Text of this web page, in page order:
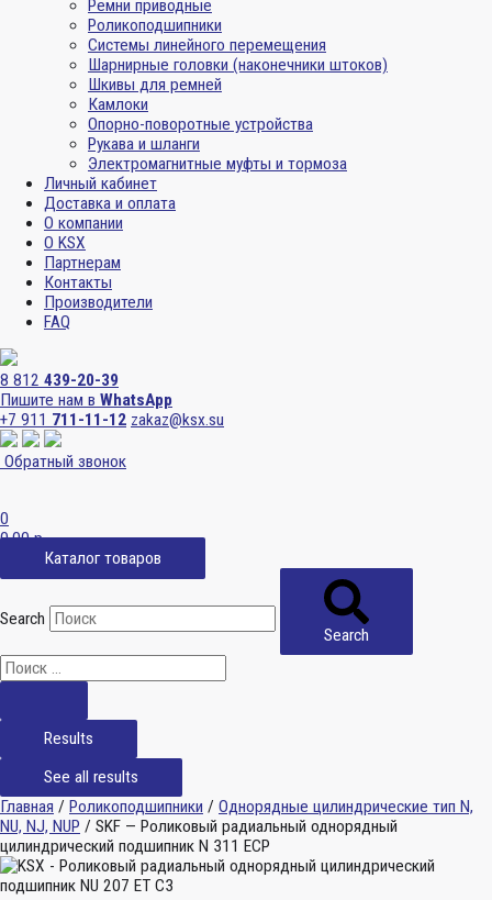
Ремни приводные
Роликоподшипники
Системы линейного перемещения
Шарнирные головки (наконечники штоков)
Шкивы для ремней
Камлоки
Опорно-поворотные устройства
Рукава и шланги
Электромагнитные муфты и тормоза
Личный кабинет
Доставка и оплата
О компании
О KSX
Партнерам
Контакты
Производители
FAQ
8 812 439-20-39
Пишите нам в WhatsApp
+7 911 711-11-12 zakaz@ksx.su
Обратный звонок
0
0,00р.
Каталог товаров
Search
Search
Results
See all results
Главная / Роликоподшипники / Однорядные цилиндрические тип N,
NU, NJ, NUP / SKF — Роликовый радиальный однорядный
цилиндрический подшипник N 311 ECP